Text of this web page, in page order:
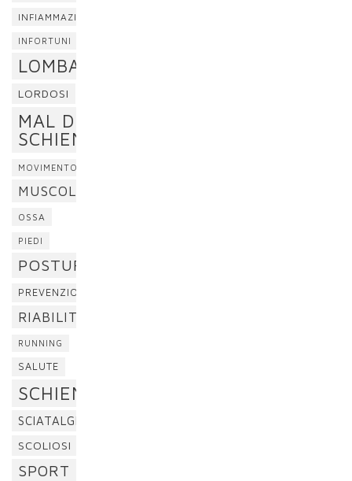
INFIAMMAZIONE
INFORTUNI
LOMBALGIA
LORDOSI
MAL DI
SCHIENA
MOVIMENTO
MUSCOLI
OSSA
PIEDI
POSTURA
PREVENZIONE
RIABILITAZIONE
RUNNING
SALUTE
SCHIENA
SCIATALGIA
SCOLIOSI
SPORT